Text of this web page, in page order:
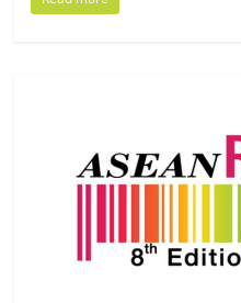
หน้า
ลงทุน
น้อย
คืน